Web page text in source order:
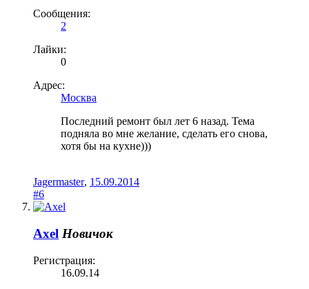
Сообщения:
2
Лайки:
0
Адрес:
Москва
Последний ремонт был лет 6 назад. Тема
подняла во мне желание, сделать его снова,
хотя бы на кухне)))
Jagermaster, 15.09.2014
#6
Axel Новичок
Регистрация:
16.09.14